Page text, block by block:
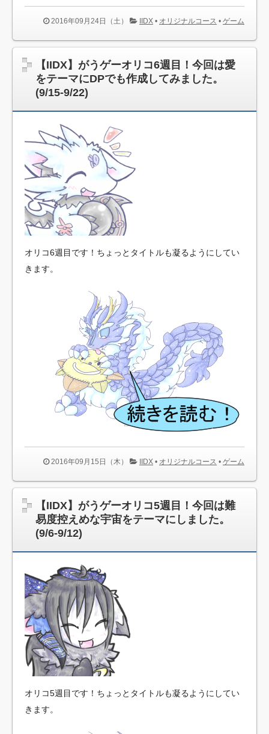
2016年09月24日（土） IIDX • オリジナルコース • ゲーム
【IIDX】がうゲーオリコ6週目！今回は愛
をテーマにDPでも作成してみました。
(9/15-9/22)
オリコ6週目です！ちょっとタイトルも凝るようにしてい
きます。
2016年09月15日（木） IIDX • オリジナルコース • ゲーム
【IIDX】がうゲーオリコ5週目！今回は難
易度控えめな宇宙をテーマにしました。
(9/6-9/12)
オリコ5週目です！ちょっとタイトルも凝るようにしてい
きます。